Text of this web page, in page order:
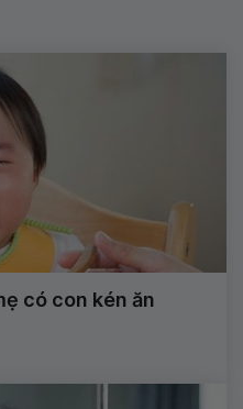
có con kén ăn